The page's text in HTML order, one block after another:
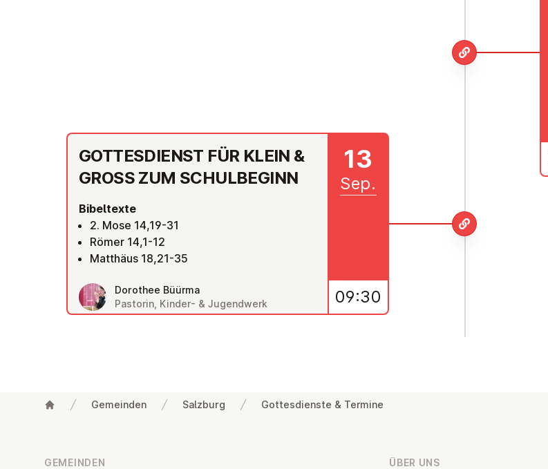
GOT­TES­DIENST FÜR KLEIN &
GROSS ZUM SCHUL­BE­GINN
Bibeltexte
2. Mose 14,19-31
Römer 14,1-12
Matthäus 18,21-35
Dorothee Büürma
Pastorin, Kinder- & Jugendwerk
13
Sep.
09:30
Gemeinden Salzburg Gottesdienste & Termine
GEMEINDEN ÜBER UNS